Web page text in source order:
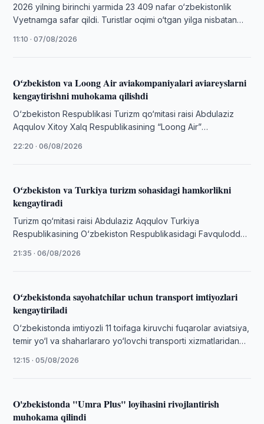
2026 yilning birinchi yarmida 23 409 nafar o‘zbekistonlik
Vyetnamga safar qildi. Turistlar oqimi o‘tgan yilga nisbatan
11:10 · 07/08/2026
Oʻzbekiston va Loong Air aviakompaniyalari aviareyslarni
kengaytirishni muhokama qilishdi
O‘zbekiston Respublikasi Turizm qo‘mitasi raisi Abdulaziz
Aqqulov Xitoy Xalq Respublikasining “Loong Air”
22:20 · 06/08/2026
Oʻzbekiston va Turkiya turizm sohasidagi hamkorlikni
kengaytiradi
Turizm qo‘mitasi raisi Abdulaziz Aqqulov Turkiya
Respublikasining O‘zbekiston Respublikasidagi Favqulodda
21:35 · 06/08/2026
Oʻzbekistonda sayohatchilar uchun transport imtiyozlari
kengaytiriladi
O‘zbekistonda imtiyozli 11 toifaga kiruvchi fuqarolar aviatsiya,
temir yo‘l va shaharlararo yo‘lovchi transporti xizmatlaridan
12:15 · 05/08/2026
O'zbekistonda "Umra Plus" loyihasini rivojlantirish
muhokama qilindi